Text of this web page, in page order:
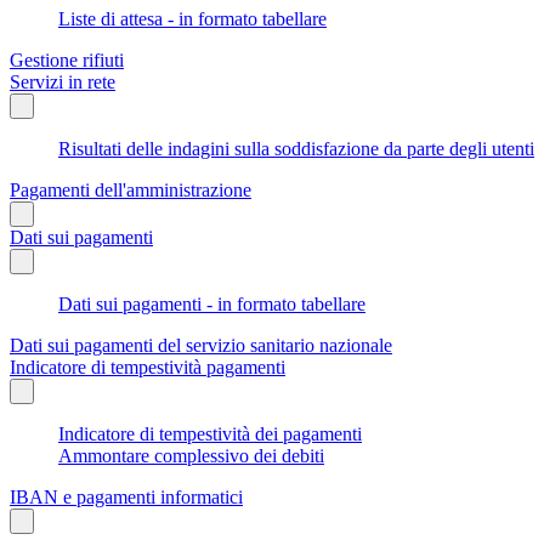
Liste di attesa - in formato tabellare
Gestione rifiuti
Servizi in rete
Risultati delle indagini sulla soddisfazione da parte degli utenti
Pagamenti dell'amministrazione
Dati sui pagamenti
Dati sui pagamenti - in formato tabellare
Dati sui pagamenti del servizio sanitario nazionale
Indicatore di tempestività pagamenti
Indicatore di tempestività dei pagamenti
Ammontare complessivo dei debiti
IBAN e pagamenti informatici